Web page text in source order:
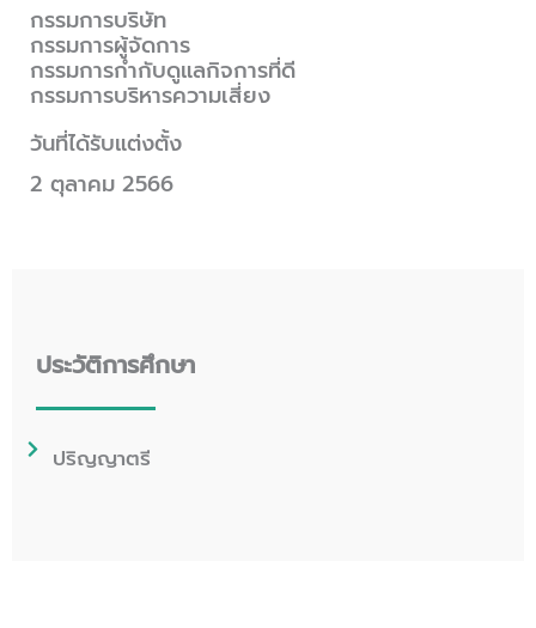
กรรมการบริษัท
กรรมการผู้จัดการ
กรรมการกำกับดูแลกิจการที่ดี
กรรมการบริหารความเสี่ยง
วันที่ได้รับแต่งตั้ง
2 ตุลาคม 2566
ประวัติการศึกษา
ปริญญาตรี